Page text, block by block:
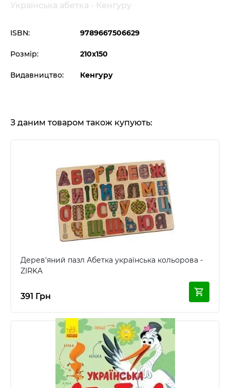
Українська абетка - Кенгуру
ISBN: 9789667506629
Розмір: 210х150
Видавництво: Кенгуру
З даним товаром також купують:
Дерев'яний пазл Абетка українська кольорова -
ZIRKA
391 Грн